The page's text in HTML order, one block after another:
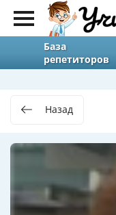
База
репетиторов
Назад